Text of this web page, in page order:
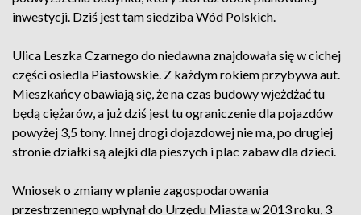
inwestycji. Dziś jest tam siedziba Wód Polskich.
Ulica Leszka Czarnego do niedawna znajdowała się w cichej
części osiedla Piastowskie. Z każdym rokiem przybywa aut.
Mieszkańcy obawiają się, że na czas budowy wjeżdżać tu
będą ciężarów, a już dziś jest tu ograniczenie dla pojazdów
powyżej 3,5 tony. Innej drogi dojazdowej nie ma, po drugiej
stronie działki są alejki dla pieszych i plac zabaw dla dzieci.
Wniosek o zmiany w planie zagospodarowania
przestrzennego wpłynął do Urzędu Miasta w 2013 roku, 3